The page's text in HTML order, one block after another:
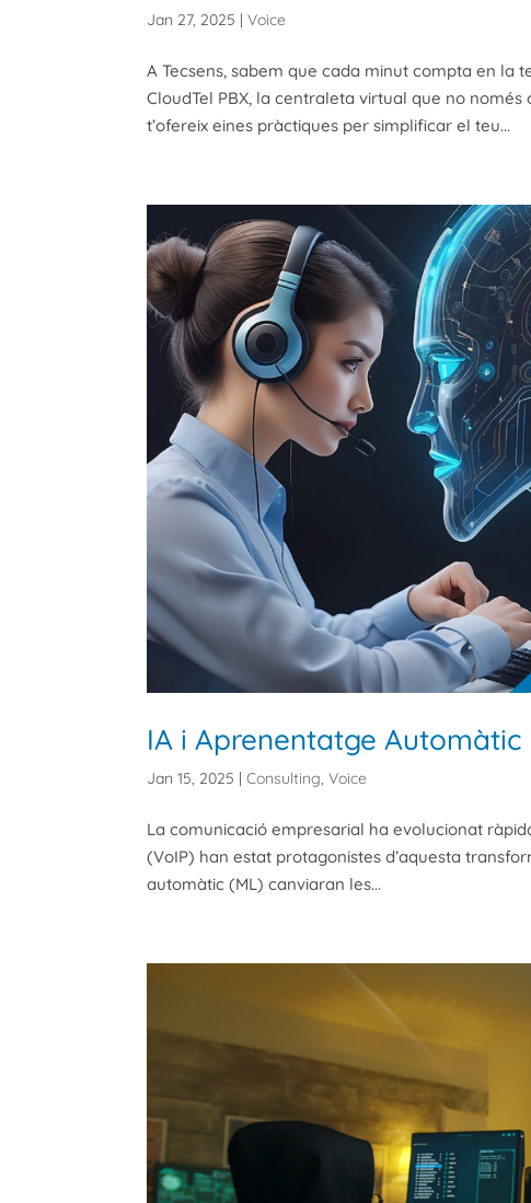
Jan 27, 2025 |Voice
A Tecsens, sabem que cada minut compta en la
CloudTel PBX, la centraleta virtual que no
t’ofereix eines pràctiques per simplificar el teu...
IA i Aprenentatge Automàtic
Jan 15, 2025 |Consulting,Voice
La comunicació empresarial ha evolucionat
(VoIP) han estat protagonistes d’aquesta
automàtic (ML) canviaran les...